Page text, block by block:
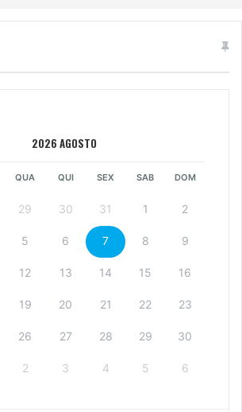
2026 AGOSTO
QUA QUI SEX SAB DOM
29 30 31 1 2
5 6 7 8 9
12 13 14 15 16
19 20 21 22 23
26 27 28 29 30
2 3 4 5 6